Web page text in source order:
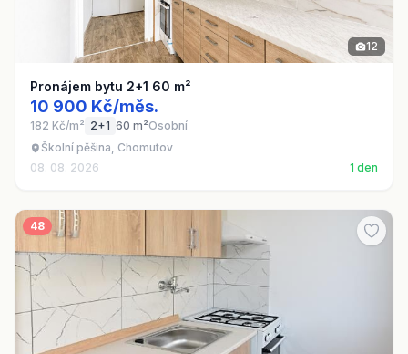
12
Pronájem bytu 2+1 60 m²
10 900 Kč/měs.
182 Kč/m² 2+1 60 m²Osobní
Školní pěšina, Chomutov
08. 08. 2026
1 den
48